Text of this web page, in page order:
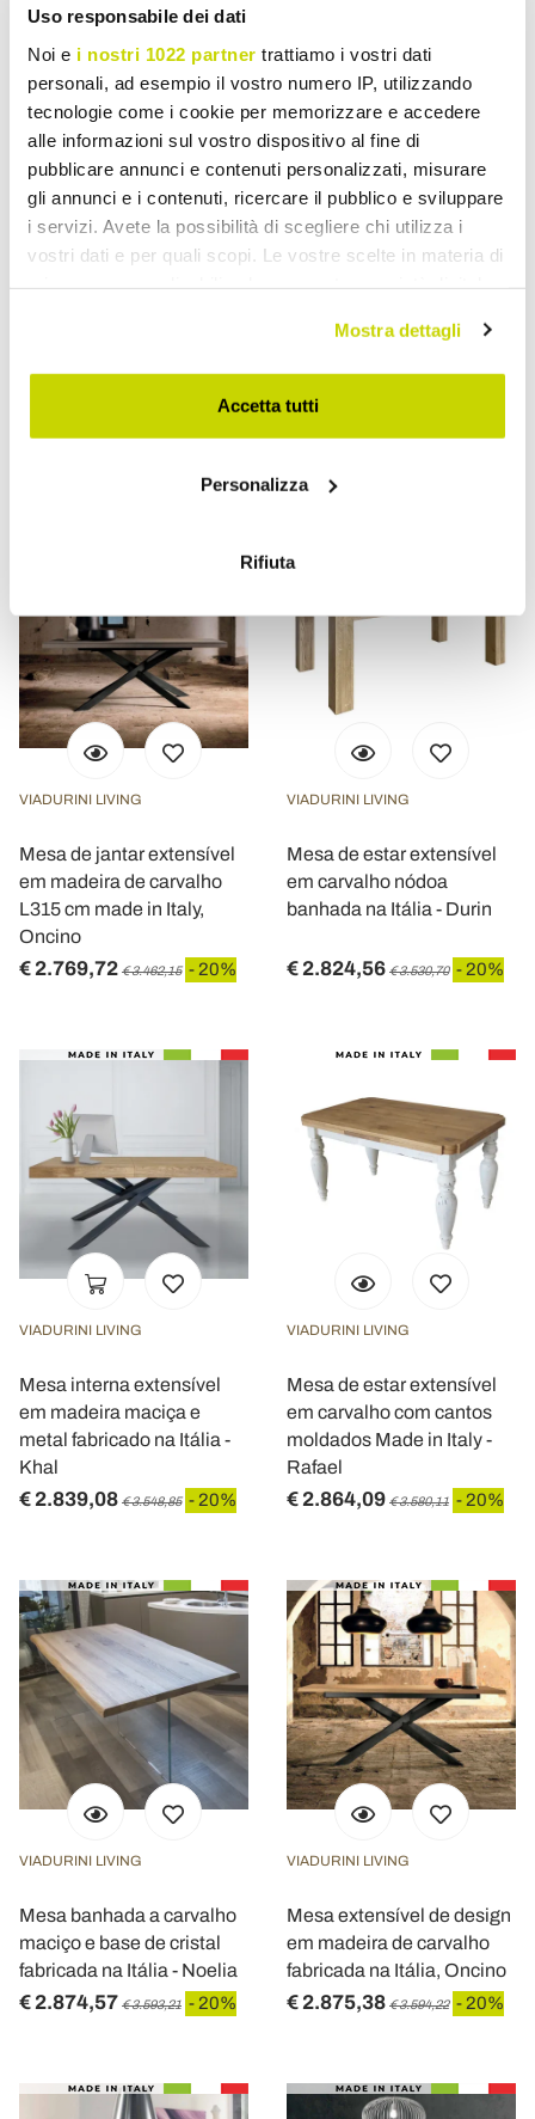
Uso responsabile dei dati
Noi e i nostri 1022 partner trattiamo i vostri dati
personali, ad esempio il vostro numero IP, utilizzando
tecnologie come i cookie per memorizzare e accedere
alle informazioni sul vostro dispositivo al fine di
pubblicare annunci e contenuti personalizzati, misurare
gli annunci e i contenuti, ricercare il pubblico e sviluppare
i servizi. Avete la possibilità di scegliere chi utilizza i
vostri dati e per quali scopi. Le vostre scelte in materia di
modificare o revocare il proprio consenso in qualsiasi
momento dalla Dichiarazione sui cookie o facendo clic
sull'icona di attivazione della privacy.
raccogliere informazioni sulla tua posizione
Identificare il tuo dispositivo, scansionandolo
(impronte digitali).
Approfondisci come vengono elaborati i tuoi dati personali
e imposta le tue preferenze nella
modificare o ritirare il tuo consenso in qualsiasi momento
dalla Dichiarazione sui cookie.
Utilizziamo i cookie per personalizzare contenuti ed
analizzare il nostro traffico. Condividiamo inoltre
informazioni sul modo in cui utilizza il nostro sito con i
nostri partner che si occupano di analisi dei dati web,
con altre informazioni che ha fornito loro o che hanno
Mostra dettagli
Accetta tutti
Personalizza
Rifiuta
VIADURINI LIVING
Quadrada e Metal Made in
€ 2.760,04 € 3.450,05 - 20%
Mesa de carvalho folheado
Itália - Consuelo
€ 2.760,04 € 3.450,05 - 20%
VIADURINI LIVING
Mesa de jantar extensível
em madeira de carvalho
L315 cm made in Italy,
Oncino
€ 2.769,72 € 3.462,15 - 20%
VIADURINI LIVING
Mesa de estar extensível
em carvalho nódoa
banhada na Itália - Durin
€ 2.824,56 € 3.530,70 - 20%
VIADURINI LIVING
Mesa interna extensível
em madeira maciça e
metal fabricado na Itália -
Khal
€ 2.839,08 € 3.548,85 - 20%
VIADURINI LIVING
Mesa de estar extensível
em carvalho com cantos
moldados Made in Italy -
Rafael
€ 2.864,09 € 3.580,11 - 20%
VIADURINI LIVING
Mesa banhada a carvalho
maciço e base de cristal
fabricada na Itália - Noelia
€ 2.874,57 € 3.593,21 - 20%
VIADURINI LIVING
Mesa extensível de design
em madeira de carvalho
fabricada na Itália, Oncino
€ 2.875,38 € 3.594,22 - 20%